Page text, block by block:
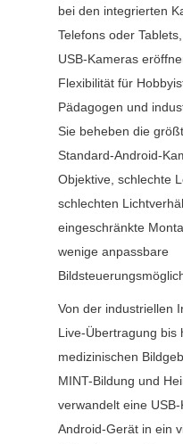
bei den integrierten
Telefons oder
USB-Kameras
Flexibilität für
Pädagogen und
Sie beheben die
Standard-Android-
Objektive, schlechte
schlechten
eingeschränkte
wenige anpassbare
Von der industriellen
Live-Übertragung bis
medizinischen
MINT-Bildung und
verwandelt eine
Android-Gerät in ein